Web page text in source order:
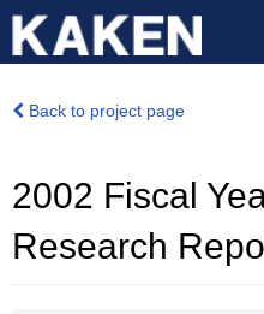
Back to project page
2002 Fiscal
Research